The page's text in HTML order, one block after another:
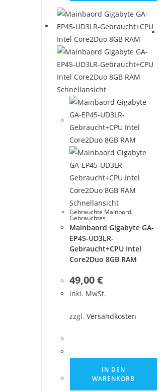
Schnellansicht
Schnellansicht
Gebrauchte Mainbord,
Gebrauchtes
Mainbaord Gigabyte GA-
EP45-UD3LR-
Gebraucht+CPU Intel
Core2Duo 8GB RAM
49,00€
inkl. MwSt.
zzgl.Versandkosten
IN DEN
WARENKORB